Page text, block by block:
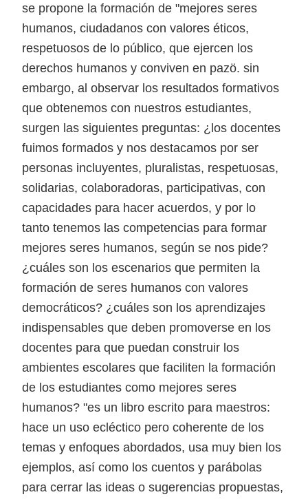
se propone la formación de "mejores seres
humanos, ciudadanos con valores éticos,
respetuosos de lo público, que ejercen los
derechos humanos y conviven en pazö. sin
embargo, al observar los resultados formativos
que obtenemos con nuestros estudiantes,
surgen las siguientes preguntas: ¿los docentes
fuimos formados y nos destacamos por ser
personas incluyentes, pluralistas, respetuosas,
solidarias, colaboradoras, participativas, con
capacidades para hacer acuerdos, y por lo
tanto tenemos las competencias para formar
mejores seres humanos, según se nos pide?
¿cuáles son los escenarios que permiten la
formación de seres humanos con valores
democráticos? ¿cuáles son los aprendizajes
indispensables que deben promoverse en los
docentes para que puedan construir los
ambientes escolares que faciliten la formación
de los estudiantes como mejores seres
humanos? "es un libro escrito para maestros:
hace un uso ecléctico pero coherente de los
temas y enfoques abordados, usa muy bien los
ejemplos, así como los cuentos y parábolas
para cerrar las ideas o sugerencias propuestas,